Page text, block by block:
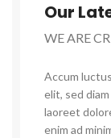
Our
WE ARE
Accum
elit, sed
laoreet
enim ad